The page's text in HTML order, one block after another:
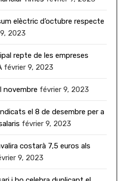
elèctric d’octubre respecte
2023
repte de les empreses
février 9, 2023
novembre février 9, 2023
el 8 de desembre per a
février 9, 2023
costarà 7,5 euros als
9, 2023